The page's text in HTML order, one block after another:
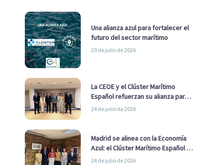
Una alianza azul para fortalecer el
futuro del sector marítimo
29 de julio de 2026
La CEOE y el Clúster Marítimo
Español refuerzan su alianza para
impulsar una estrategia Nacional
24 de julio de 2026
Madrid se alinea con la Economía
Azul: el Clúster Marítimo Español y
la Real Liga Naval avanzan alianzas
24 de julio de 2026